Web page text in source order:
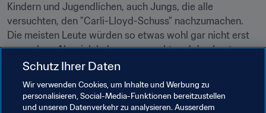
Kindern und Jugendlichen, auch Jungs, die alle
versuchten, den "Carli-Lloyd-Schuss" nachzumachen.
Die meisten Leute würden so etwas wohl gar nicht erst
versuchen. Aber ich habe es gemacht und den Leuten
damit eine andere Sichtweise verschafft. Wenn man
Carli Lloyd
Schutz Ihrer Daten
Wir verwenden Cookies, um Inhalte und Werbung zu
personalisieren, Social-Media-Funktionen bereitzustellen
und unseren Datenverkehr zu analysieren. Ausserdem